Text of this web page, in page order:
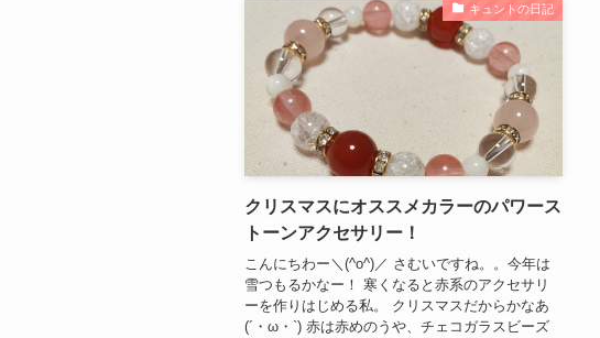
キュントの日記
クリスマスにオススメカラーのパワース
トーンアクセサリー！
こんにちわー＼(^o^)／ さむいですね。。今年は
雪つもるかなー！ 寒くなると赤系のアクセサリ
ーを作りはじめる私。 クリスマスだからかなあ
(´・ω・`) 赤は赤めのうや、チェコガラスビーズ